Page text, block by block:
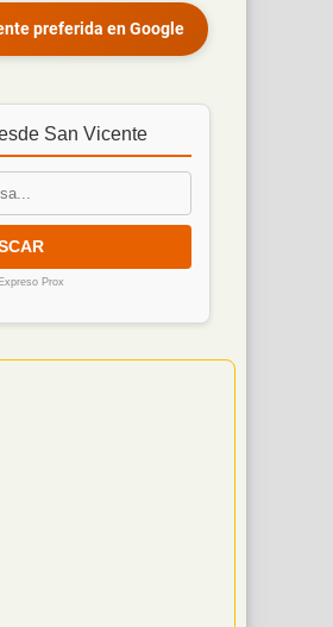
preferida en Google
San Vicente
Prox